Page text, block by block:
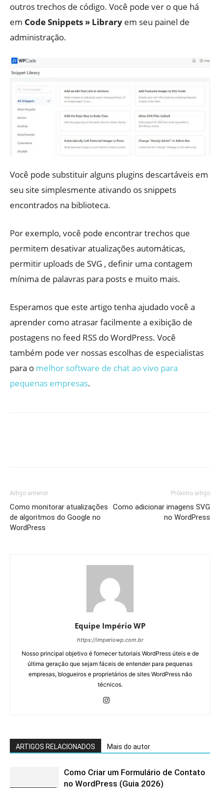
outros trechos de código. Você pode ver o que há
em Code Snippets » Library em seu painel de
administração.
Você pode substituir alguns plugins descartáveis ​​​​em
seu site simplesmente ativando os snippets
encontrados na biblioteca.
Por exemplo, você pode encontrar trechos que
permitem desativar atualizações automáticas,
permitir uploads de SVG , definir uma contagem
mínima de palavras para posts e muito mais.
Esperamos que este artigo tenha ajudado você a
aprender como atrasar facilmente a exibição de
postagens no feed RSS do WordPress. Você
também pode ver nossas escolhas de especialistas
para o melhor software de chat ao vivo para
pequenas empresas.
Artigo anterior
Como monitorar atualizações
de algoritmos do Google no
WordPress
Próximo artigo
Como adicionar imagens SVG
no WordPress
Equipe Império WP
https://imperiowp.com.br
Nosso principal objetivo é fornecer tutoriais WordPress úteis e de
última geração que sejam fáceis de entender para pequenas
empresas, blogueiros e proprietários de sites WordPress não
técnicos.
ARTIGOS RELACIONADOS Mais do autor
Como Criar um Formulário de Contato
no WordPress (Guia 2026)